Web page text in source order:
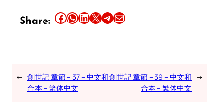
Share: Share this article on Facebook Share this article on WhatsApp Share this article on LinkedIn Share this article on X Share this article on TelegramEmail this Article
← 創世記 章節 – 37 – 中文和
合本 – 繁体中文
創世記 章節 – 39 – 中文和
合本 – 繁体中文
→